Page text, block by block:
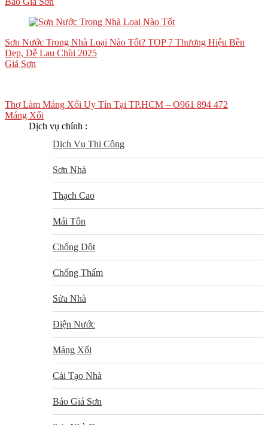
Sơn Nước Trong Nhà Loại Nào Tốt? TOP 7 Thương Hiệu Bền
Đẹp, Dễ Lau Chùi 2025
Giá Sơn
Thợ Làm Máng Xối Uy Tín Tại TP.HCM – O961 894 472
Máng Xối
Dịch vụ chính :
Dịch Vụ Thi Công
Sơn Nhà
Thạch Cao
Mái Tôn
Chống Dột
Chống Thấm
Sửa Nhà
Điện Nước
Máng Xối
Cải Tạo Nhà
Báo Giá Sơn